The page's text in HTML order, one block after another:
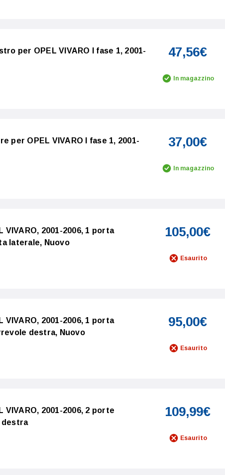
per OPEL VIVARO I fase 1, 2001-
47,56€
In magazzino
OPEL VIVARO I fase 1, 2001-
37,00€
In magazzino
2001-2006, 1 porta
laterale, Nuovo
105,00€
Esaurito
2001-2006, 1 porta
destra, Nuovo
95,00€
Esaurito
2001-2006, 2 porte
destra
109,99€
Esaurito